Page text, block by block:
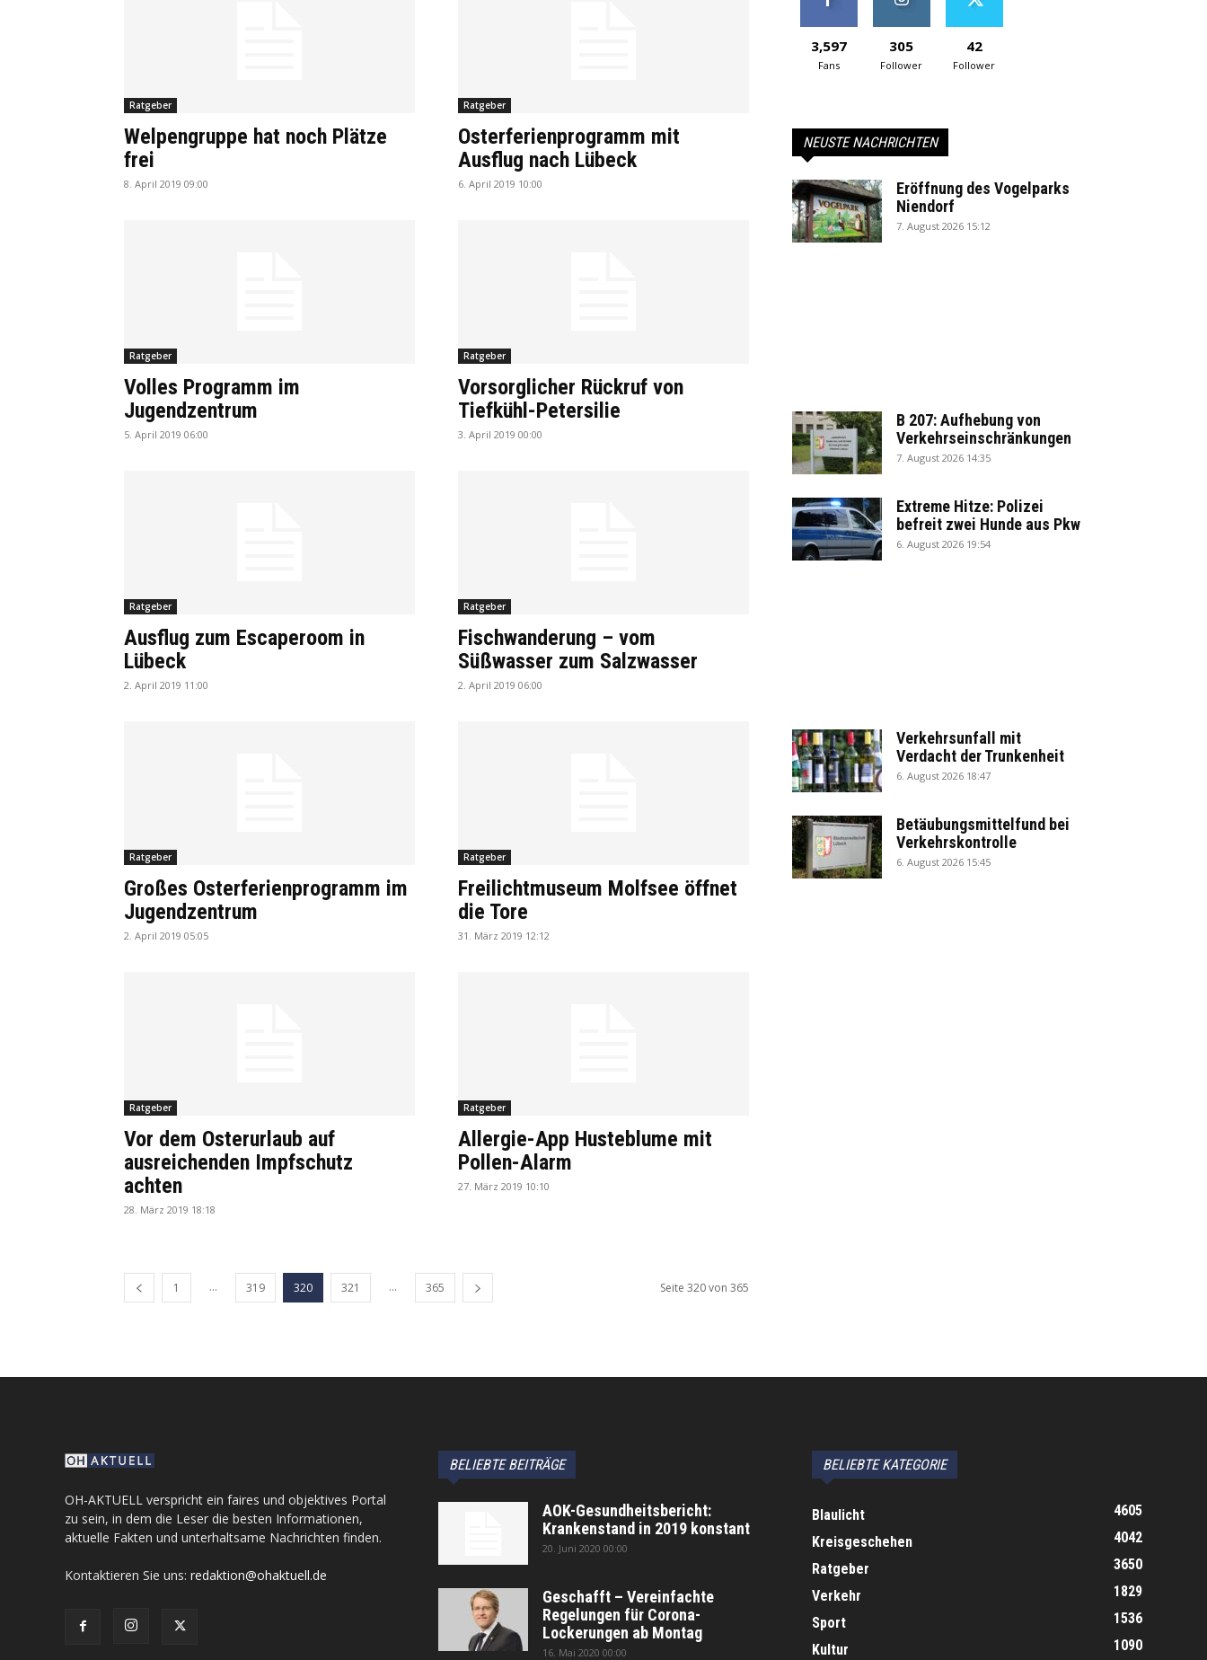
Ratgeber
Welpengruppe hat noch Plätze
frei
8. April 2019 09:00
Ratgeber
Osterferienprogramm mit
Ausflug nach Lübeck
6. April 2019 10:00
Ratgeber
Volles Programm im
Jugendzentrum
5. April 2019 06:00
Ratgeber
Vorsorglicher Rückruf von
Tiefkühl-Petersilie
3. April 2019 00:00
Ratgeber
Ausflug zum Escaperoom in
Lübeck
2. April 2019 11:00
Ratgeber
Fischwanderung – vom
Süßwasser zum Salzwasser
2. April 2019 06:00
Ratgeber
Großes Osterferienprogramm im
Jugendzentrum
2. April 2019 05:05
Ratgeber
Freilichtmuseum Molfsee öffnet
die Tore
31. März 2019 12:12
Ratgeber
Vor dem Osterurlaub auf
ausreichenden Impfschutz
achten
28. März 2019 18:18
Ratgeber
Allergie-App Husteblume mit
Pollen­-Alarm
27. März 2019 10:10
1 ... 319 320 321 ... 365 Seite 320 von 365
3,597
Fans
305
Follower
42
Follower
NEUSTE NACHRICHTEN
Eröffnung des Vogelparks
Niendorf
7. August 2026 15:12
B 207: Aufhebung von
Verkehrseinschränkungen
7. August 2026 14:35
Extreme Hitze: Polizei
befreit zwei Hunde aus Pkw
6. August 2026 19:54
Verkehrsunfall mit
Verdacht der Trunkenheit
6. August 2026 18:47
Betäubungsmittelfund bei
Verkehrskontrolle
6. August 2026 15:45
OH-AKTUELL verspricht ein faires und objektives Portal
zu sein, in dem die Leser die besten Informationen,
aktuelle Fakten und unterhaltsame Nachrichten finden.
Kontaktieren Sie uns: redaktion@ohaktuell.de
BELIEBTE BEITRÄGE
AOK-Gesundheitsbericht:
Krankenstand in 2019 konstant
20. Juni 2020 00:00
Geschafft – Vereinfachte
Regelungen für Corona-
Lockerungen ab Montag
16. Mai 2020 00:00
BELIEBTE KATEGORIE
Blaulicht
4605
Kreisgeschehen
4042
Ratgeber
3650
Verkehr
1829
Sport
1536
Kultur
1090